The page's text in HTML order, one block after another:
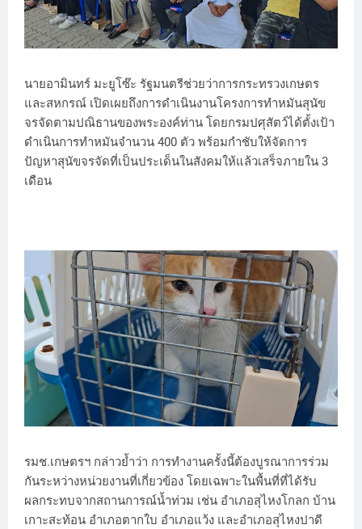
นายอามินทร์ มะยูโซ๊ะ รัฐมนตรีช่วยว่าการกระทรวงเกษตร
และสหกรณ์ เปิดเผยถึงการดำเนินงานโครงการทำหมันสุนัข
จรจัดตามปณิธานของพระองค์ท่าน โดยกรมปศุสัตว์ได้ตั้งเป้า
ดำเนินการทำหมันจำนวน 400 ตัว พร้อมกำชับให้จัดการ
ปัญหาสุนัขจรจัดที่เป็นประเด็นในสังคมให้แล้วเสร็จภายใน 3
เดือน
รมช.เกษตรฯ กล่าวย้ำว่า การทำงานครั้งนี้ต้องบูรณาการร่วม
กันระหว่างหน่วยงานที่เกี่ยวข้อง โดยเฉพาะในพื้นที่ที่ได้รับ
ผลกระทบจากสถานการณ์น้ำท่วม เช่น อำเภอสุไหงโกลก บ้าน
เกาะสะท้อน อำเภอตากใบ อำเภอแว้ง และอำเภอสุไหงปาดี